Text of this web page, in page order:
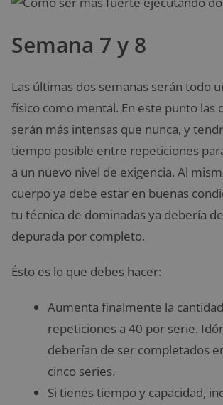
Semana 7 y 8
Las últimas dos semanas serán todo
físico como mental. En este punto las
serán más intensas que nunca, y
tiempo posible entre repeticiones
a un nuevo nivel de exigencia. Al
cuerpo ya debe estar en buenas
tu técnica de dominadas ya debería
depurada por completo.
Ésto es lo que debes hacer:
Aumenta finalmente la
repeticiones a 40 por serie.
deberían de ser completados
cinco series.
Si tienes tiempo y capacidad,